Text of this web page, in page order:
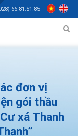
66.81.51.85
đơn vị
gói thầu
xá Thanh